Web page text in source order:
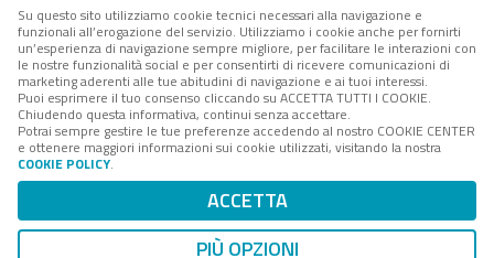
presso Registro della stampa del Tribunale di Roma -
Reg. n. 182 del 2 maggio 2008 - Direttore resp. Michela
Stentella
FPA s.r.l. è società soggetta a Direzione e
Coordinamento da parte di Digital360 S.p.A. - FPA s.r.l.
è un'azienda certificata per il sistema di management
Codice Fiscale/Partita IVA n. 10693191008 - R.E.A. Roma
n. 1249791. ISP AWS
Mappa del sito
Su questo sito utilizziamo cookie tecnici necessari alla navigazione e
funzionali all’erogazione del servizio. Utilizziamo i cookie anche per fornirti
un’esperienza di navigazione sempre migliore, per facilitare le interazioni con
le nostre funzionalità social e per consentirti di ricevere comunicazioni di
marketing aderenti alle tue abitudini di navigazione e ai tuoi interessi.
Puoi esprimere il tuo consenso cliccando su ACCETTA TUTTI I COOKIE.
Chiudendo questa informativa, continui senza accettare.
Potrai sempre gestire le tue preferenze accedendo al nostro COOKIE CENTER
e ottenere maggiori informazioni sui cookie utilizzati, visitando la nostra
COOKIE POLICY.
ACCETTA
PIÙ OPZIONI